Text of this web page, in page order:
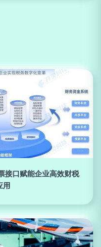
接口赋能企业高效财税
用